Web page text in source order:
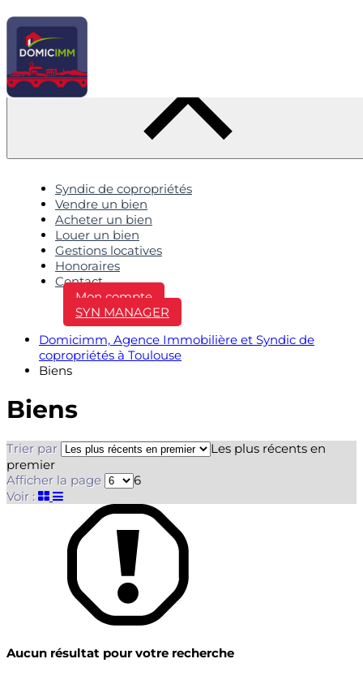
Syndic de copropriétés
Vendre un bien
Acheter un bien
Louer un bien
Gestions locatives
Honoraires
Contact
Mon compte
SYN MANAGER
Domicimm, Agence Immobilière et Syndic de
copropriétés à Toulouse
Biens
Biens
Trier par
Les plus récents en
premier
Afficher la page
6
Voir :
Aucun résultat pour votre recherche